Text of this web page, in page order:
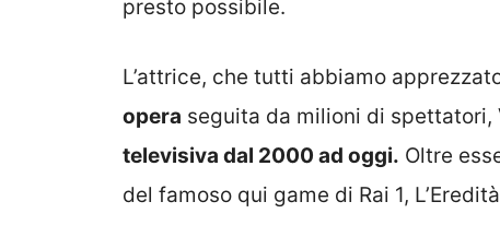
presto possibile.
L’attrice, che tutti abbiamo
opera seguita da milioni di spettatori,
televisiva dal 2000 ad oggi. Oltre
del famoso qui game di Rai 1,